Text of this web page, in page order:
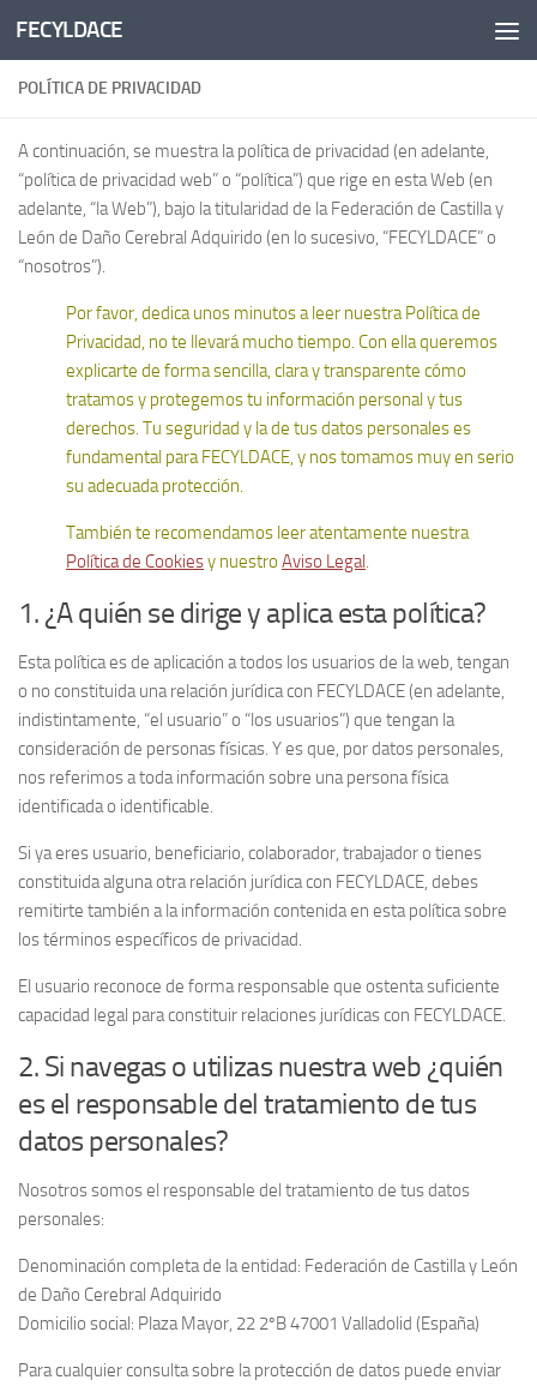
Saltar al contenido
FECYLDACE
POLÍTICA DE PRIVACIDAD
A continuación, se muestra la política de privacidad (en adelante,
“política de privacidad web” o “política”) que rige en esta Web (en
adelante, “la Web”), bajo la titularidad de la Federación de Castilla y
León de Daño Cerebral Adquirido (en lo sucesivo, “FECYLDACE” o
“nosotros”).
Por favor, dedica unos minutos a leer nuestra Política de
Privacidad, no te llevará mucho tiempo. Con ella queremos
explicarte de forma sencilla, clara y transparente cómo
tratamos y protegemos tu información personal y tus
derechos. Tu seguridad y la de tus datos personales es
fundamental para FECYLDACE, y nos tomamos muy en serio
su adecuada protección.
También te recomendamos leer atentamente nuestra
Política de Cookiesy nuestro Aviso Legal.
1. ¿A quién se dirige y aplica esta política?
Esta política es de aplicación a todos los usuarios de la web, tengan
o no constituida una relación jurídica con FECYLDACE (en adelante,
indistintamente, “el usuario” o “los usuarios”) que tengan la
consideración de personas físicas. Y es que, por datos personales,
nos referimos a toda información sobre una persona física
identificada o identificable.
Si ya eres usuario, beneficiario, colaborador, trabajador o tienes
constituida alguna otra relación jurídica con FECYLDACE, debes
remitirte también a la información contenida en esta política sobre
los términos específicos de privacidad.
El usuario reconoce de forma responsable que ostenta suficiente
capacidad legal para constituir relaciones jurídicas con FECYLDACE.
2. Si navegas o utilizas nuestra web ¿quién
es el responsable del tratamiento de tus
datos personales?
Nosotros somos el responsable del tratamiento de tus datos
personales:
Denominación completa de la entidad: Federación de Castilla y León
de Daño Cerebral Adquirido
Domicilio social: Plaza Mayor, 22 2ºB 47001 Valladolid (España)
Para cualquier consulta sobre la protección de datos puede enviar